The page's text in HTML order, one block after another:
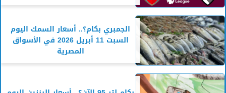
الجمبري بكام؟.. أسعار السمك اليوم
السبت 11 أبريل 2026 في الأسواق
المصرية